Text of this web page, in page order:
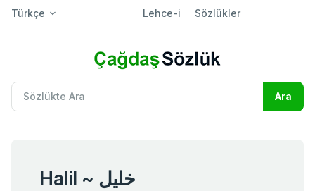
Türkçe Lehce-i Sözlükler
Halil ~ خليل